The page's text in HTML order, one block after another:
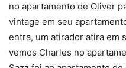
no apartamento de Oliver
vintage em seu
entra, um atirador atira em
vemos Charles no